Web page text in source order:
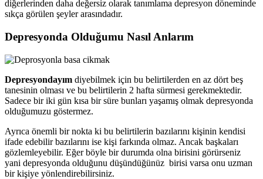
diğerlerinden daha değersiz olarak tanımlama depresyon döneminde
sıkça görülen şeyler arasındadır.
Depresyonda Olduğumu Nasıl Anlarım
Depresyondayım diyebilmek için bu belirtilerden en az dört beş
tanesinin olması ve bu belirtilerin 2 hafta sürmesi gerekmektedir.
Sadece bir iki gün kısa bir süre bunları yaşamış olmak depresyonda
olduğumuzu göstermez.
Ayrıca önemli bir nokta ki bu belirtilerin bazılarını kişinin kendisi
ifade edebilir bazılarını ise kişi farkında olmaz. Ancak başkaları
gözlemleyebilir. Eğer böyle bir durumda olna birisini görürseniz
yani depresyonda olduğunu düşündüğünüz birisi varsa onu uzman
bir kişiye yönlendirebilirsiniz.